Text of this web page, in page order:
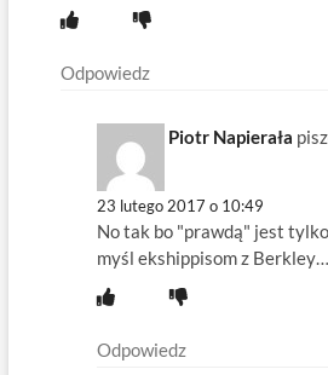
Odpowiedz
Piotr Napierała
23 lutego 2017 o 10:49
No tak bo "prawdą" jest
myśl ekshippisom z Berkley…
Odpowiedz